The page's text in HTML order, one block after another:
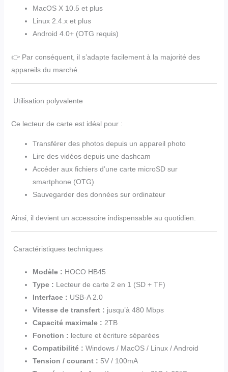
MacOS X 10.5 et plus
Linux 2.4.x et plus
Android 4.0+ (OTG requis)
👉 Par conséquent, il s’adapte facilement à la majorité des
appareils du marché.
Utilisation polyvalente
Ce lecteur de carte est idéal pour :
Transférer des photos depuis un appareil photo
Lire des vidéos depuis une dashcam
Accéder aux fichiers d’une carte microSD sur
smartphone (OTG)
Sauvegarder des données sur ordinateur
Ainsi, il devient un accessoire indispensable au quotidien.
Caractéristiques techniques
Modèle : HOCO HB45
Type : Lecteur de carte 2 en 1 (SD + TF)
Interface : USB-A 2.0
Vitesse de transfert : jusqu’à 480 Mbps
Capacité maximale : 2TB
Fonction : lecture et écriture séparées
Compatibilité : Windows / MacOS / Linux / Android
Tension / courant : 5V / 100mA